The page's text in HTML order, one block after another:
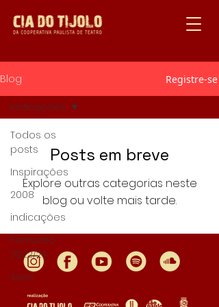
Blog Registre-se
Todos os
posts
Inspirações
2008
indicações
Fomento
2022/23
Sesc
indicações
Posts em breve
Explore outras categorias neste
blog ou volte mais tarde.